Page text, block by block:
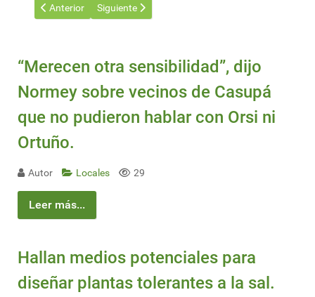
Artículo anterior: AI with purpose and precision: how UPM
Anterior Artículo siguiente: Así es el el túnel más largo de
Siguiente
“Merecen otra sensibilidad”, dijo
Normey sobre vecinos de Casupá
que no pudieron hablar con Orsi ni
Ortuño.
Autor Locales 29
Leer más...
Hallan medios potenciales para
diseñar plantas tolerantes a la sal.